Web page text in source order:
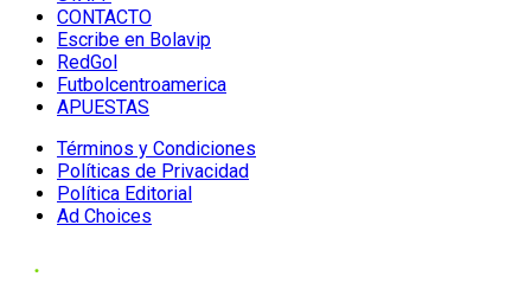
CONTACTO
Escribe en Bolavip
RedGol
Futbolcentroamerica
APUESTAS
Términos y Condiciones
Políticas de Privacidad
Política Editorial
Ad Choices